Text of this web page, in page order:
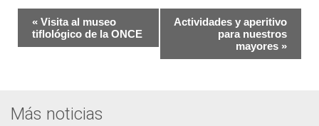
Navegación
del
« Visita al museo
tiflológico de la ONCE
Actividades y aperitivo
para nuestros
mayores »
Más noticias